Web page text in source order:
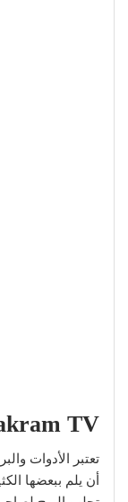
TV
تعتبر الأدوات
أن يلم ببعضها